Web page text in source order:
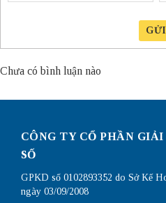
GỬI
Chưa có bình luận nào
CÔNG TY CỔ PHẦN GIẢI
SỐ
GPKD số 0102893352 do Sở Kế
ngày 03/09/2008